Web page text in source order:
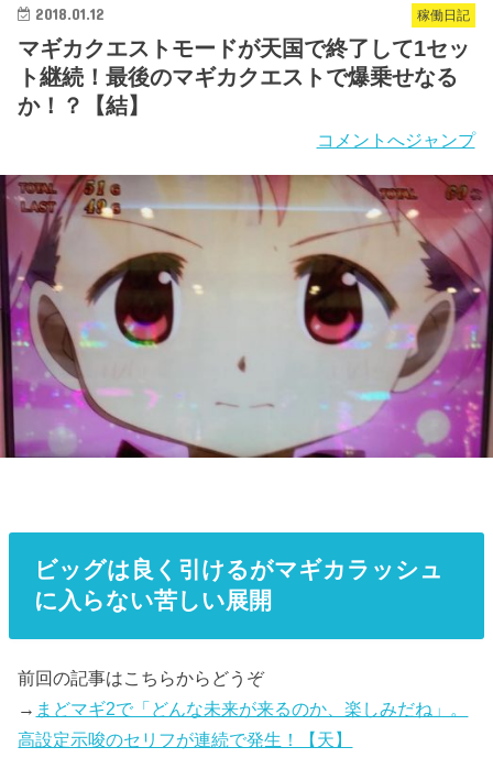
稼働日記
2018.01.12
マギカクエストモードが天国で終了して1セッ
ト継続！最後のマギカクエストで爆乗せなる
か！？【結】
コメントへジャンプ
ビッグは良く引けるがマギカラッシュ
に入らない苦しい展開
前回の記事はこちらからどうぞ
→ まどマギ2で「どんな未来が来るのか、楽しみだね」。
高設定示唆のセリフが連続で発生！【天】